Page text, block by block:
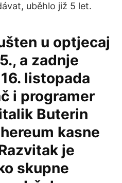
uběhlo již 5 let.
u optjecaj
a zadnje
listopada
i programer
Buterin
kasne
je
skupne